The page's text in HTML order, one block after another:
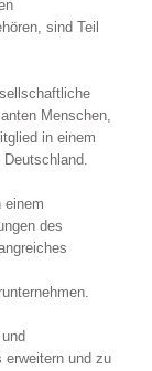
sind Teil
Menschen,
in einem
einem
des
erweitern und zu